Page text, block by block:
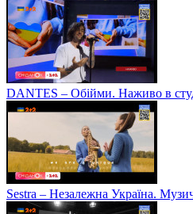
DANTES – Обійми. Наживо в
Sestra – Незалежна Україна.